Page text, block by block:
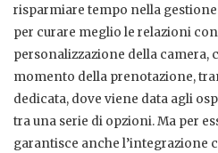
risparmiare tempo nella
per curare meglio le relazioni
personalizzazione della camera,
momento della prenotazione,
dedicata, dove viene data agli
tra una serie di opzioni. Ma per
garantisce anche l’integrazione